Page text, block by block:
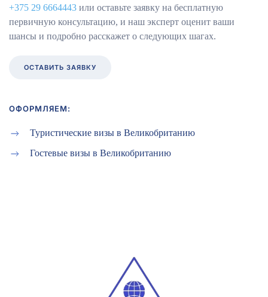
+375 29 6664443 или оставьте заявку на бесплатную
первичную консультацию, и наш эксперт оценит ваши
шансы и подробно расскажет о следующих шагах.
ОСТАВИТЬ ЗАЯВКУ
ОФОРМЛЯЕМ:
Туристические визы в Великобританию
Гостевые визы в Великобританию